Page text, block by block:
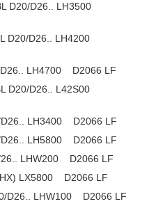
D20/D26.. LH3500
D20/D26.. LH4200
D26.. LH4700 D2066 LF
D20/D26.. L42S00
D26.. LH3400 D2066 LF
D26.. LH5800 D2066 LF
26.. LHW200 D2066 LF
LX5800 D2066 LF
D26.. LHW100 D2066 LF